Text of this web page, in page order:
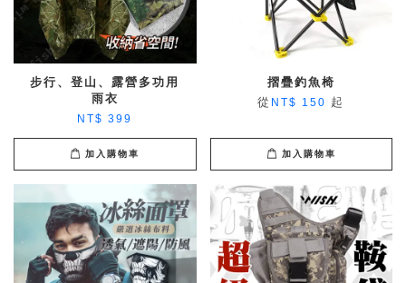
步行、登山、露營多功用
雨衣
NT$ 399
加入購物車
摺疊釣魚椅
從 NT$ 150 起
加入購物車